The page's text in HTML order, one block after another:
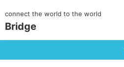
connect the world to the world
Bridge